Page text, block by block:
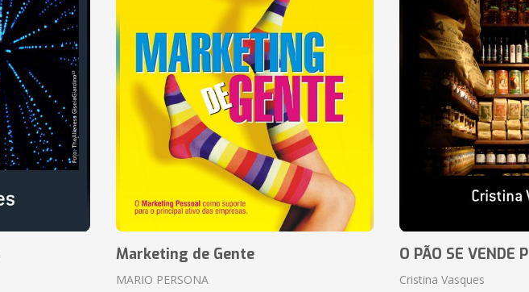
Marketing de Gente
MARIO PERSONA
O PÃO SE VENDE
Cristina Vasques